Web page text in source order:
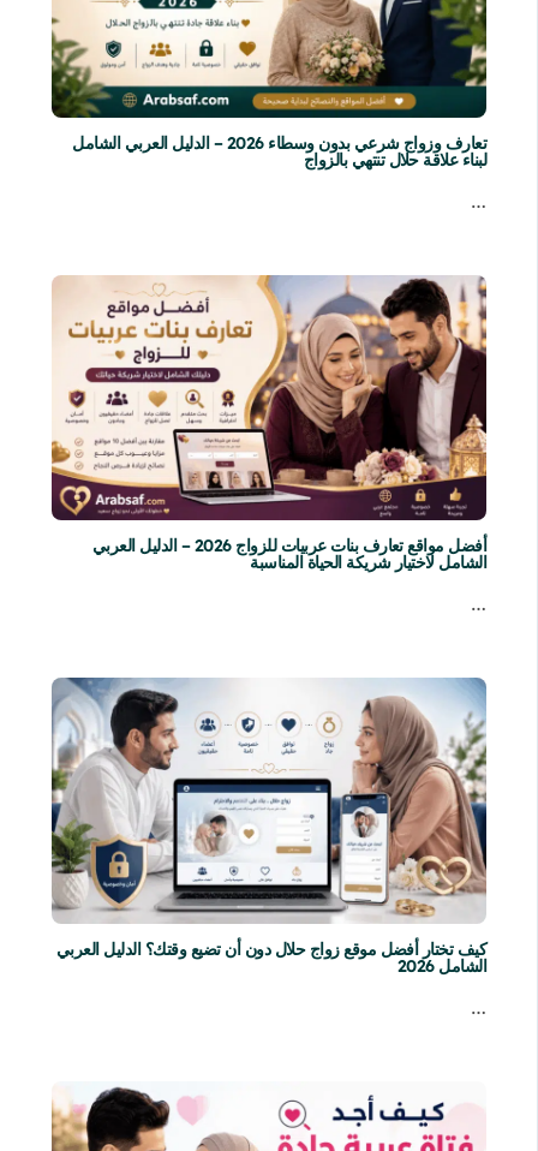
تعارف وزواج شرعي بدون وسطاء 2026 – الدليل العربي الشامل
لبناء علاقة حلال تنتهي بالزواج
…
أفضل مواقع تعارف بنات عربيات للزواج 2026 – الدليل العربي
الشامل لاختيار شريكة الحياة المناسبة
…
كيف تختار أفضل موقع زواج حلال دون أن تضيع وقتك؟ الدليل العربي
الشامل 2026
…